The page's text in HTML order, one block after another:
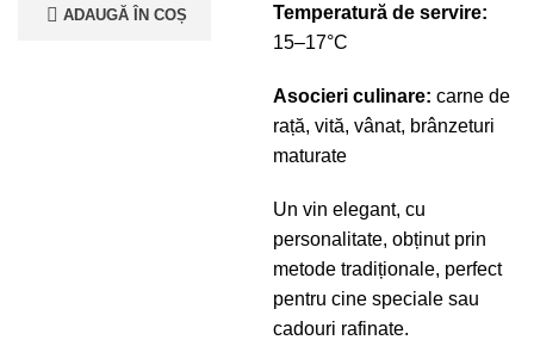
ADAUGĂ ÎN COȘ
Temperatură de servire:
15–17°C
Asocieri culinare: carne de
rață, vită, vânat, brânzeturi
maturate
Un vin elegant, cu
personalitate, obținut prin
metode tradiționale, perfect
pentru cine speciale sau
cadouri rafinate.